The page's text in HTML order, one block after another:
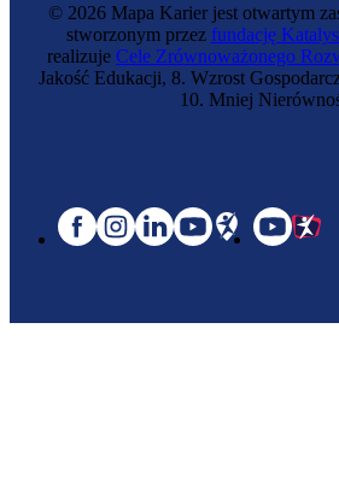
© 2026 Mapa Karier jest otwartym
stworzonym przez fundację
realizuje Cele Zrównoważonego
Jakość Edukacji, 8. Wzrost
10. Mniej